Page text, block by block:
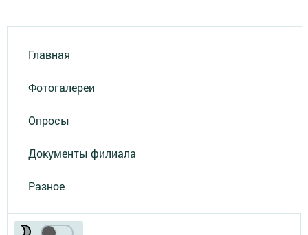
Главная
Фотогалереи
Опросы
Документы филиала
Разное